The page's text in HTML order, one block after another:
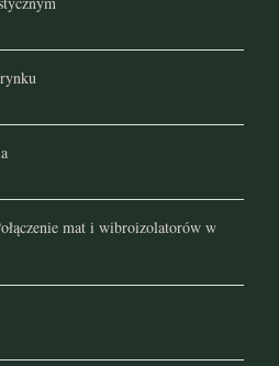
mat i wibroizolatorów w